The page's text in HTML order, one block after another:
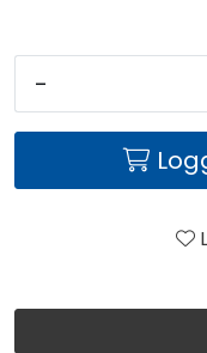
-